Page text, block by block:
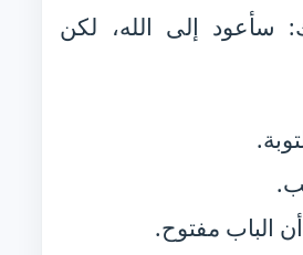
سأعود إلى الله، لكن
الباب مفتوح.